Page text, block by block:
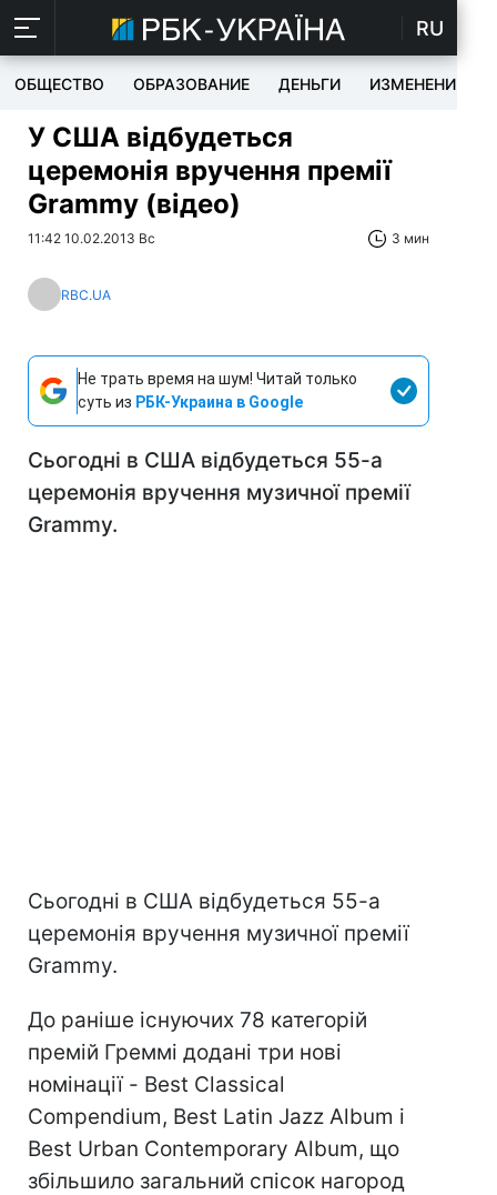
RU
ОБЩЕСТВО ОБРАЗОВАНИЕ ДЕНЬГИ ИЗМЕНЕНИЯ
У США відбудеться
церемонія вручення премії
Grammy (відео)
11:42 10.02.2013 Вс 3 мин
RBC.UA
Не трать время на шум! Читай только
суть из РБК-Украина в Google
Сьогодні в США відбудеться 55-а
церемонія вручення музичної премії
Grammy.
Сьогодні в США відбудеться 55-а
церемонія вручення музичної премії
Grammy.
До раніше існуючих 78 категорій
премій Греммі додані три нові
номінації - Best Classical
Compendium, Best Latin Jazz Album і
Best Urban Contemporary Album, що
збільшило загальний спіcок нагород